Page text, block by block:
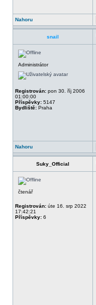
Nahoru
snail
Administrátor
Registrován: pon 30. říj 2006
01:00:00
Příspěvky: 5147
Bydliště: Praha
Nahoru
Suky_Official
čtenář
Registrován: úte 16. srp 2022
17:42:21
Příspěvky: 6